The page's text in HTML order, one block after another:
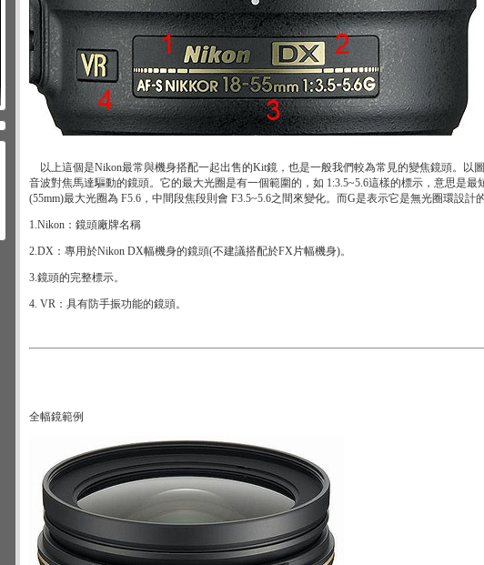
以上這個是Nikon最常與機身搭配一起出售的Kit鏡，也是一般我們較為常見的變焦鏡頭。以
音波對焦馬達驅動的鏡頭。它的最大光圈是有一個範圍的，如 1:3.5~5.6這樣的標示，意思是最
(55mm)最大光圈為 F5.6，中間段焦段則會 F3.5~5.6之間來變化。而G是表示它是無光圈環設計
1.Nikon：鏡頭廠牌名稱
2.DX：專用於Nikon DX幅機身的鏡頭(不建議搭配於FX片幅機身)。
3.鏡頭的完整標示。
4. VR：具有防手振功能的鏡頭。
全幅鏡範例